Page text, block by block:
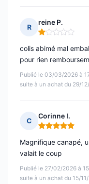
R
reine P.
Note : 1 sur 5
Publié le 03/03/2026 à
suite à un achat du 29/
colis abimé mal
pour rien
C
Corinne I.
Note : 5 sur 5
Publié le 27/02/2026 à
suite à un achat du 15/
Magnifique canapé,
valait le coup